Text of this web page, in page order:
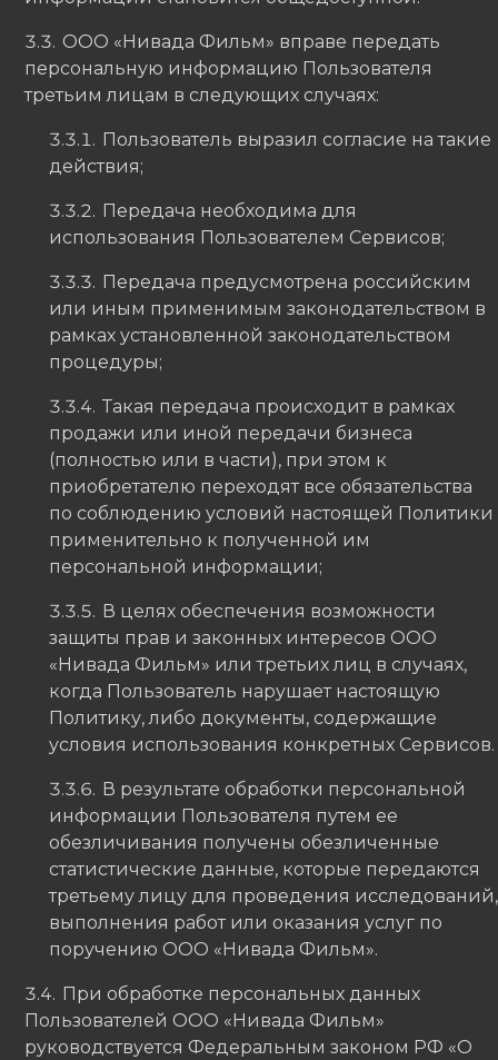
ООО «Нивада Фильм» вправе передать
персональную информацию Пользователя
третьим лицам в следующих случаях:
Пользователь выразил согласие на такие
действия;
Передача необходима для
использования Пользователем Сервисов;
Передача предусмотрена российским
или иным применимым законодательством в
рамках установленной законодательством
процедуры;
Такая передача происходит в рамках
продажи или иной передачи бизнеса
(полностью или в части), при этом к
приобретателю переходят все обязательства
по соблюдению условий настоящей Политики
применительно к полученной им
персональной информации;
В целях обеспечения возможности
защиты прав и законных интересов ООО
«Нивада Фильм» или третьих лиц в случаях,
когда Пользователь нарушает настоящую
Политику, либо документы, содержащие
условия использования конкретных Сервисов.
В результате обработки персональной
информации Пользователя путем ее
обезличивания получены обезличенные
статистические данные, которые передаются
третьему лицу для проведения исследований,
выполнения работ или оказания услуг по
поручению ООО «Нивада Фильм».
При обработке персональных данных
Пользователей ООО «Нивада Фильм»
руководствуется Федеральным законом РФ «О